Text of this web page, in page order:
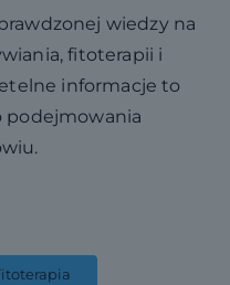
wiedzy na
fitoterapii i
informacje to
podejmowania